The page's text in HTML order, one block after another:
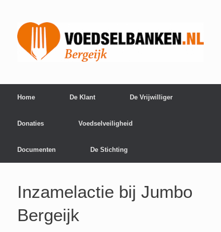
Home De Klant De Vrijwilliger
Donaties Voedselveiligheid
Documenten De Stichting
Inzamelactie bij Jumbo
Bergeijk